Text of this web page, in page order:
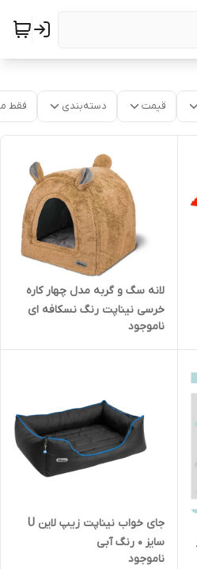
قیمت دسته‌بندی فقط
لانه سگ و گربه مدل چهار کاره
خرسی نیناپت رنگ نسکافه ای
ناموجود
جای خواب نیناپت زیپ لاین U
سایز 0 رنگ آبی
ناموجود